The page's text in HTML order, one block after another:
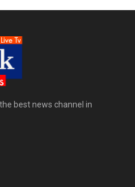
best news channel in